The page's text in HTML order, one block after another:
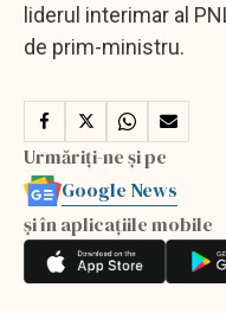
liderul interimar al
de prim-ministru.
Urmăriți-ne și pe
Google News
și în aplicațiile mobile